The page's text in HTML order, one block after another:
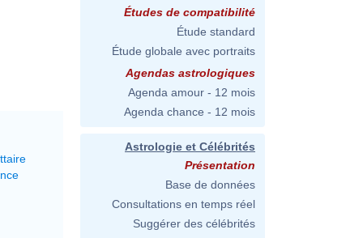
Études de compatibilité
Étude standard
Étude globale avec portraits
Agendas astrologiques
Agenda amour - 12 mois
Agenda chance - 12 mois
Astrologie et Célébrités
Présentation
Base de données
Consultations en temps réel
Suggérer des célébrités